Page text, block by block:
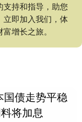
持和指导，助您
立即加入我们，体
增长之旅。
债走势平稳
将加息